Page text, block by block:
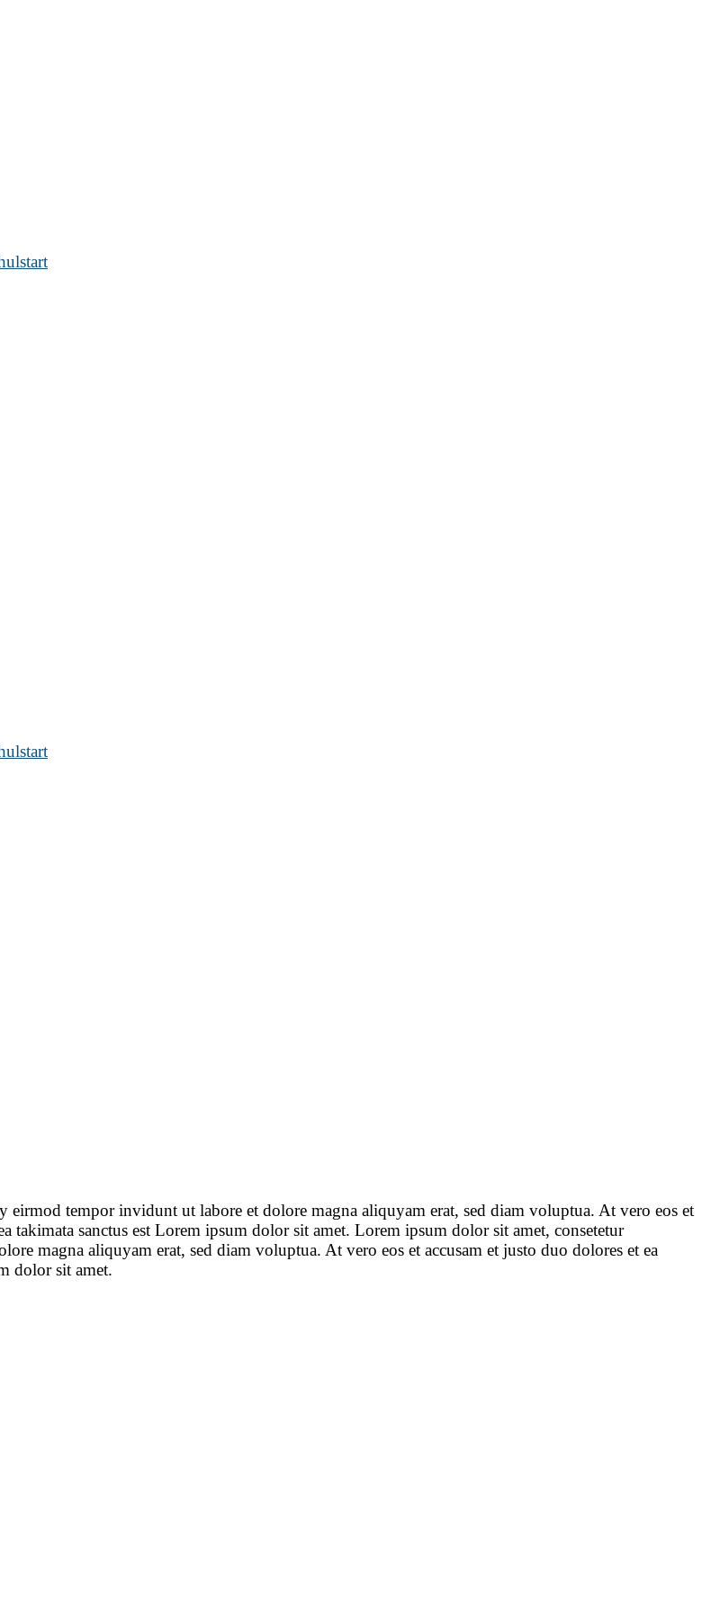
tempor invidunt ut labore et dolore magna aliquyam erat, sed diam voluptua. At vero eos et
takimata sanctus est Lorem ipsum dolor sit amet. Lorem ipsum dolor sit amet, consetetur
magna aliquyam erat, sed diam voluptua. At vero eos et accusam et justo duo dolores et ea
dolor sit amet.